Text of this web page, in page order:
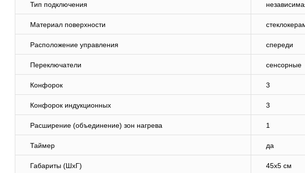
Тип подключения
Материал поверхности
Расположение управления спереди
Переключатели сенсорные
Конфорок 3
Конфорок индукционных 3
Расширение (объединение) зон нагрева 1
Таймер да
Габариты (ШхГ) 45х5 см